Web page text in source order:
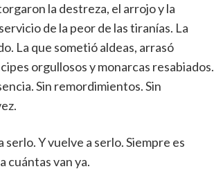
la destreza, el arrojo y la
de la peor de las tiranías. La
La que sometió aldeas, arrasó
orgullosos y monarcas resabiados.
Sin remordimientos. Sin
serlo. Y vuelve a serlo. Siempre es
cuántas van ya.